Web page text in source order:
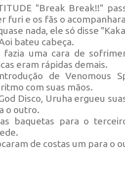
"Break Break!!"
furi e os fãs o
nada, ele só disse
bateu cabeça.
fazia uma cara de
eram rápidas demais.
de Venomous
com suas mãos.
Disco, Uruha ergueu
o outro.
baquetas para o
de costas um para o